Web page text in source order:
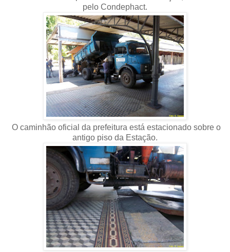
pelo Condephact.
O caminhão oficial da prefeitura está estacionado sobre o
antigo piso da Estação.